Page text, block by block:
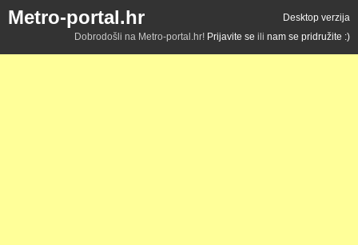
Metro-portal.hr
Desktop verzija
Dobrodošli na Metro-portal.hr! Prijavite se ili nam se pridružite :)